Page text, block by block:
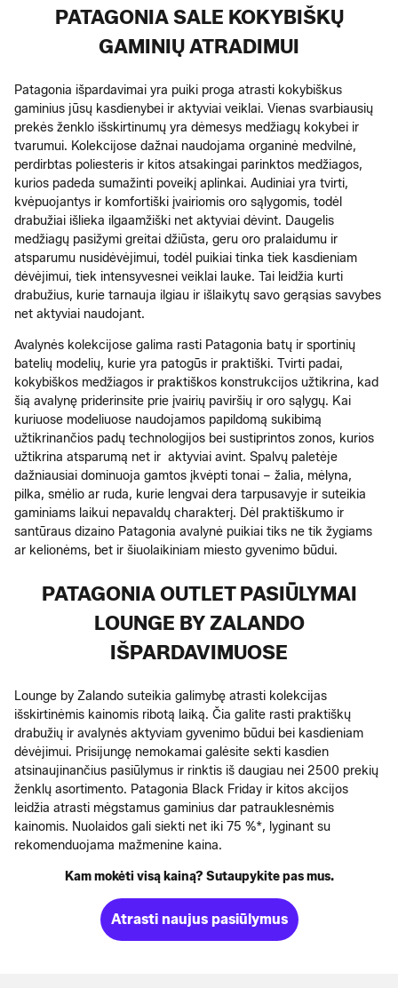
PATAGONIA SALE KOKYBIŠKŲ
GAMINIŲ ATRADIMUI
Patagonia išpardavimai yra puiki proga atrasti kokybiškus
gaminius jūsų kasdienybei ir aktyviai veiklai. Vienas svarbiausių
prekės ženklo išskirtinumų yra dėmesys medžiagų kokybei ir
tvarumui. Kolekcijose dažnai naudojama organinė medvilnė,
perdirbtas poliesteris ir kitos atsakingai parinktos medžiagos,
kurios padeda sumažinti poveikį aplinkai. Audiniai yra tvirti,
kvėpuojantys ir komfortiški įvairiomis oro sąlygomis, todėl
drabužiai išlieka ilgaamžiški net aktyviai dėvint. Daugelis
medžiagų pasižymi greitai džiūsta, geru oro pralaidumu ir
atsparumu nusidėvėjimui, todėl puikiai tinka tiek kasdieniam
dėvėjimui, tiek intensyvesnei veiklai lauke. Tai leidžia kurti
drabužius, kurie tarnauja ilgiau ir išlaikytų savo gerąsias savybes
net aktyviai naudojant.
Avalynės kolekcijose galima rasti Patagonia batų ir sportinių
batelių modelių, kurie yra patogūs ir praktiški. Tvirti padai,
kokybiškos medžiagos ir praktiškos konstrukcijos užtikrina, kad
šią avalynę priderinsite prie įvairių paviršių ir oro sąlygų. Kai
kuriuose modeliuose naudojamos papildomą sukibimą
užtikrinančios padų technologijos bei sustiprintos zonos, kurios
užtikrina atsparumą net ir aktyviai avint. Spalvų paletėje
dažniausiai dominuoja gamtos įkvėpti tonai – žalia, mėlyna,
pilka, smėlio ar ruda, kurie lengvai dera tarpusavyje ir suteikia
gaminiams laikui nepavaldų charakterį. Dėl praktiškumo ir
santūraus dizaino Patagonia avalynė puikiai tiks ne tik žygiams
ar kelionėms, bet ir šiuolaikiniam miesto gyvenimo būdui.
PATAGONIA OUTLET PASIŪLYMAI
LOUNGE BY ZALANDO
IŠPARDAVIMUOSE
Lounge by Zalando suteikia galimybę atrasti kolekcijas
išskirtinėmis kainomis ribotą laiką. Čia galite rasti praktiškų
drabužių ir avalynės aktyviam gyvenimo būdui bei kasdieniam
dėvėjimui. Prisijungę nemokamai galėsite sekti kasdien
atsinaujinančius pasiūlymus ir rinktis iš daugiau nei 2500 prekių
ženklų asortimento. Patagonia Black Friday ir kitos akcijos
leidžia atrasti mėgstamus gaminius dar patrauklesnėmis
kainomis. Nuolaidos gali siekti net iki 75 %*, lyginant su
rekomenduojama mažmenine kaina.
Kam mokėti visą kainą? Sutaupykite pas mus.
Atrasti naujus pasiūlymus